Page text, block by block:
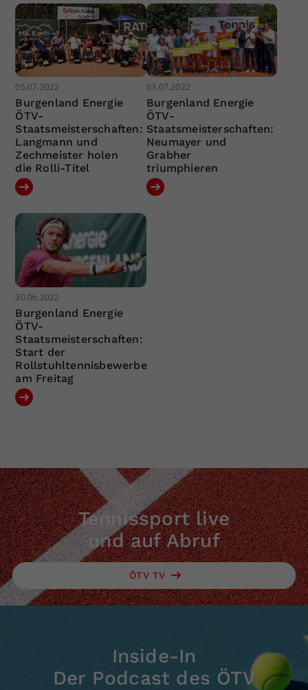
05.07.2022
Burgenland Energie
ÖTV-
Staatsmeisterschaften:
Langmann und
Zechmeister holen
die Rolli-Titel
03.07.2022
Burgenland Energie
ÖTV-
Staatsmeisterschaften:
Neumayer und
Grabher
triumphieren
30.06.2022
Burgenland Energie
ÖTV-
Staatsmeisterschaften:
Start der
Rollstuhltennisbewerbe
am Freitag
Tennissport live
und auf Abruf
ÖTV TV
Inside-In
Der Podcast des ÖTV